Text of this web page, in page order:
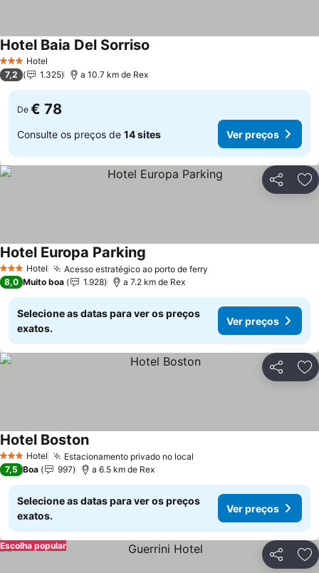
3 EstrelasHotel
Hotel Baia Del Sorriso
7,2 1.325 a 10.7 km de Rex
De € 78
Consulte os preços de 14 sites Ver preços
Partilhar
3 EstrelasHotel Acesso estratégico ao porto de ferry
Hotel Europa Parking
8,0 Muito boa 1.928 a 7.2 km de Rex
Selecione as datas para ver os preços
exatos.
Ver preços
Partilhar
3 EstrelasHotel Estacionamento privado no local
Hotel BostonVer preços
7,5 Boa 997 a 6.5 km de Rex
Selecione as datas para ver os preços
exatos.
Ver preços
Partilhar
Escolha popular